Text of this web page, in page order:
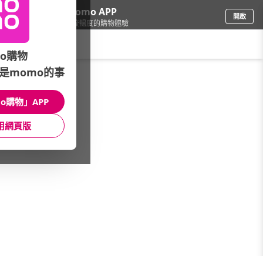
下載momo APP
給你3倍流暢度的購物體驗
開啟
家電/風扇/▼國際牌
館長推薦 月銷量
購物
momo的事
購物」APP
網頁版